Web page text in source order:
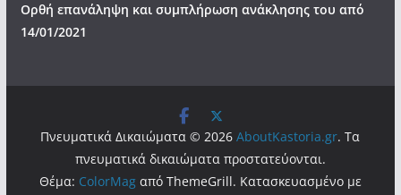
Ορθή επανάληψη και συμπλήρωση ανάκλησης του από
14/01/2021
Πνευματικά Δικαιώματα © 2026AboutKastoria.gr. Τα
πνευματικά δικαιώματα προστατεύονται.
Θέμα: ColorMagαπό ThemeGrill. Κατασκευασμένο με